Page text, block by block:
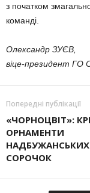
з початком
команді.
Олександр ЗУЄВ,
віце-президент ГО
Попередні публікації
«ЧОРНОЦВІТ»:
ОРНАМЕНТИ
НАДБУЖАНСЬКИХ
СОРОЧОК